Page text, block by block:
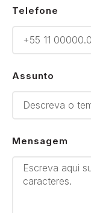
Telefone
Assunto
Mensagem